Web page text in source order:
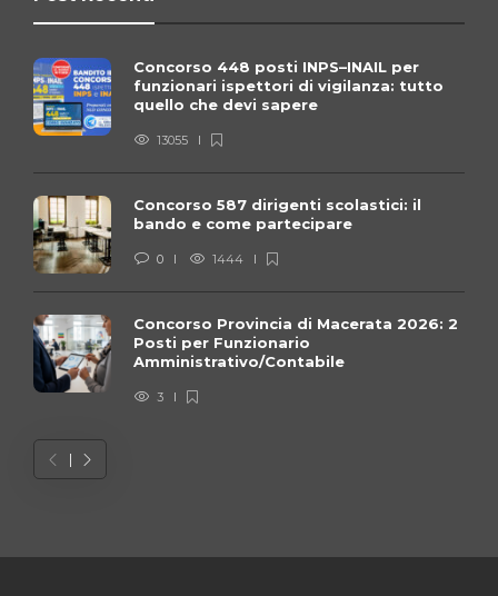
Concorso 448 posti INPS–INAIL per
funzionari ispettori di vigilanza: tutto
quello che devi sapere
13055
Concorso 587 dirigenti scolastici: il
bando e come partecipare
0 1444
Concorso Provincia di Macerata 2026: 2
Posti per Funzionario
Amministrativo/Contabile
3